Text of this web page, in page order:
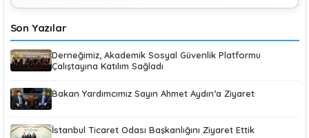
Son Yazılar
Derneğimiz, Akademik Sosyal Güvenlik Platformu
Çalıştayına Katılım Sağladı
Bakan Yardımcımız Sayın Ahmet Aydın’a Ziyaret
İstanbul Ticaret Odası Başkanlığını Ziyaret Ettik